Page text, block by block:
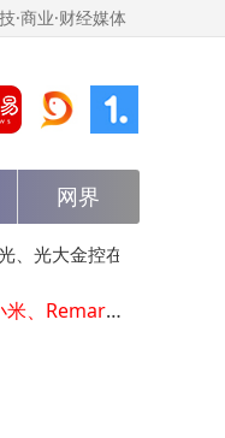
·商业·财经媒体
网界
光大金控在韶关新设股权
千禾味业伍超群：开拓“零添加”赛道 入选2025食品行业杰出人物榜单
海底捞高层变动：张勇再任CEO，多名董事职务调整引关注
智能办公本怎么选？科大讯飞Air2 Pro与小米、Remarkable等热门款深度对比
动作引期待